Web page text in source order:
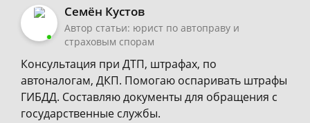
Семён Кустов
Автор статьи: юрист по автоправу и
страховым спорам
Консультация при ДТП, штрафах, по
автоналогам, ДКП. Помогаю оспаривать штрафы
ГИБДД. Составляю документы для обращения с
государственные службы.